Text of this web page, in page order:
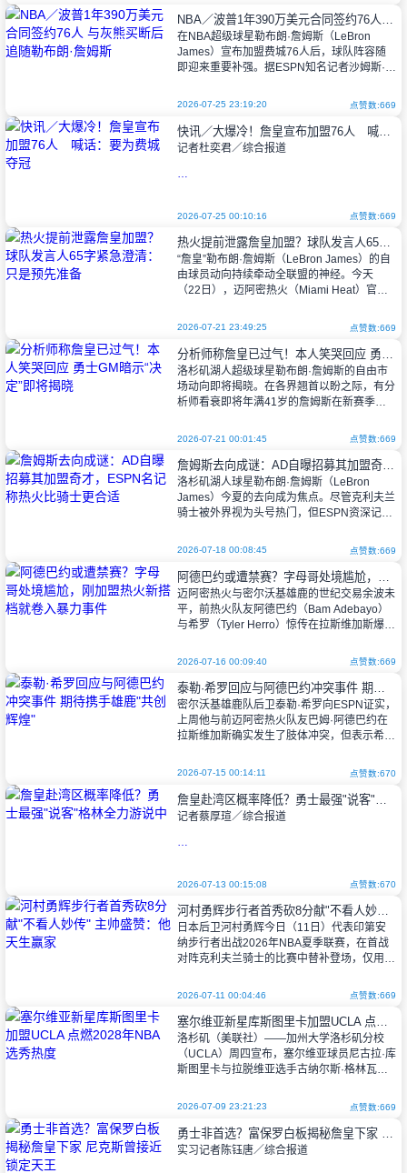
文班亚马刚结束自2023年以状元秀身份
进入联盟后的第三个NB
NBA／波普1年390万美元合同签约76人 与灰熊买断后追随勒布朗·詹姆斯
在NBA超级球星勒布朗·詹姆斯（LeBron
James）宣布加盟费城76人后，球队阵容随
即迎来重要补强。据ESPN知名记者沙姆斯·查
好手肯塔维
2026-07-25 23:19:20 点赞数:669
快讯／大爆冷！詹皇宣布加盟76人 喊话：要为费城夺冠
记者杜奕君／综合报道
James）稍早传出，已决定与费城76人签下
中还附带球员选项。这也意味着这位传
2026-07-25 00:10:16 点赞数:669
热火提前泄露詹皇加盟？球队发言人65字紧急澄清：只是预先准备
“詹皇”勒布朗·詹姆斯（LeBron James）的自
由球员动向持续牵动全联盟的神经。今天
（22日），迈阿密热火（Miami Heat）官方
詹姆斯加
2026-07-21 23:49:25 点赞数:669
洛杉矶湖人超级球星勒布朗·詹姆斯的自由市
场动向即将揭晓。在各界翘首以盼之际，有分
析师看衰即将年满41岁的詹姆斯在新赛季将
媒体上以大笑表情反击。同时，金州勇
2026-07-21 00:01:45 点赞数:669
詹姆斯去向成谜：AD自曝招募其加盟奇才，ESPN名记称热火比骑士更合适
洛杉矶湖人球星勒布朗·詹姆斯（LeBron
James）今夏的去向成为焦点。尽管克利夫兰
骑士被外界视为头号热门，但ESPN资深记者
不同观点，
2026-07-18 00:08:45 点赞数:669
迈阿密热火与密尔沃基雄鹿的世纪交易余波未
平，前热火队友阿德巴约（Bam Adebayo）
与希罗（Tyler Herro）惊传在拉斯维加斯爆发
2026-07-16 00:09:40 点赞数:669
泰勒·希罗回应与阿德巴约冲突事件 期待携手雄鹿"共创辉煌"
密尔沃基雄鹿队后卫泰勒·希罗向ESPN证实，
上周他与前迈阿密热火队友巴姆·阿德巴约在
拉斯维加斯确实发生了肢体冲突，但表示希
密尔沃基本地球员是在6月22日
2026-07-15 00:14:11 点赞数:670
记者蔡厚瑄／综合报道
James）跳出合同成为自由球员，今夏的"詹
东尼·戴维斯（Anthony Davi
2026-07-13 00:15:08 点赞数:670
河村勇辉步行者首秀砍8分献"不看人妙传" 主帅盛赞：他天生赢家
日本后卫河村勇辉今日（11日）代表印第安
纳步行者出战2026年NBA夏季联赛，在首战
对阵克利夫兰骑士的比赛中替补登场，仅用
93取胜。一记招牌"不看人传
2026-07-11 00:04:46 点赞数:669
塞尔维亚新星库斯图里卡加盟UCLA 点燃2028年NBA选秀热度
洛杉矶（美联社）——加州大学洛杉矶分校
（UCLA）周四宣布，塞尔维亚球员尼古拉·库
斯图里卡与拉脱维亚选手古纳尔斯·格林瓦尔
兰大中锋贾冯特·弗洛伊德、佛罗里达
2026-07-09 23:21:23 点赞数:669
实习记者陈钰唐／综合报道